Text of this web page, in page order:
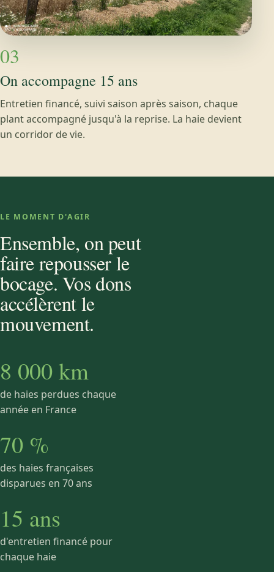
03
On accompagne 15 ans
Entretien financé, suivi saison après saison, chaque
plant accompagné jusqu'à la reprise. La haie devient
un corridor de vie.
LE MOMENT D'AGIR
Ensemble, on peut
faire repousser le
bocage. Vos dons
accélèrent le
mouvement.
8 000 km
de haies perdues chaque
année en France
70 %
des haies françaises
disparues en 70 ans
15 ans
d'entretien financé pour
chaque haie